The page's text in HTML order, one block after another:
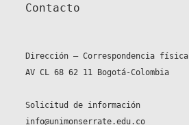
Contacto
Dirección – Correspondencia física
AV CL 68 62 11 Bogotá-Colombia
Solicitud de información
info@unimonserrate.edu.co